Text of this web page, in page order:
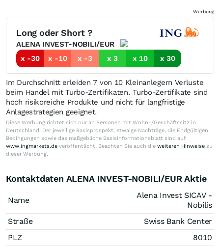
Werbung
Long oder Short ?
ALENA INVEST-NOBILI/EUR
x -30
x -10 x -3 x 3 x 10 x 30
Im Durchschnitt erleiden 7 von 10 Kleinanlegern Verluste
beim Handel mit Turbo-Zertifikaten. Turbo-Zertifikate sind
hoch risikoreiche Produkte und nicht für langfristige
Anlagestrategien geeignet.
Diese Werbung richtet sich nur an Personen mit Wohn-/Geschäftssitz in
Deutschland. Der jeweilige Basisprospekt, etwaige Nachträge, die Endgültigen
Bedingungen sowie das maßgebliche Basisinformationsblatt sind auf
www.ingmarkets.de veröffentlicht. Beachten Sie auch die weiteren Hinweise zu
dieser Werbung.
Kontaktdaten ALENA INVEST-NOBILI/EUR Aktie
Name
Alena Invest SICAV -
Nobilis
Straße
Swiss Bank Center
PLZ
8010